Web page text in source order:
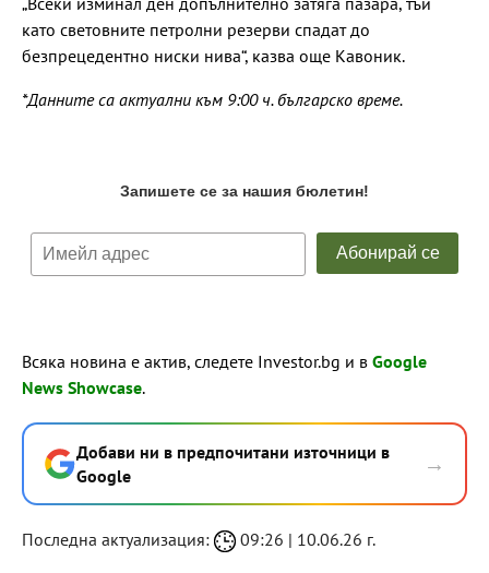
като световните петролни резерви спадат до
безпрецедентно ниски нива“, казва още Кавоник.
*Данните са актуални към 9:00 ч. българско време.
Всяка новина е актив, следете Investor.bg и в Google
News Showcase.
Добави ни в предпочитани източници в
Google
→
Последна актуализация: 09:26 | 10.06.26 г.